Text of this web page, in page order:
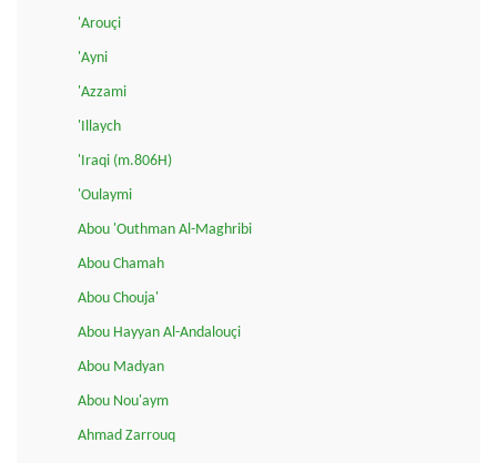
'Arouçi
'Ayni
'Azzami
'Illaych
'Iraqi (m.806H)
'Oulaymi
Abou 'Outhman Al-Maghribi
Abou Chamah
Abou Chouja'
Abou Hayyan Al-Andalouçi
Abou Madyan
Abou Nou'aym
Ahmad Zarrouq